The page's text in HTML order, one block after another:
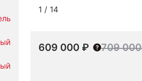
1 / 14
609 000 ₽ 709